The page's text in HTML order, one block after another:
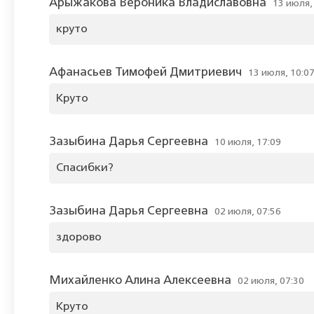
Арыжакова Вероника Владиславовна 13 июля,
круто
Афанасьев Тимофей Дмитриевич 13 июля, 10:07
Круто
Зазыбина Дарья Сергеевна 10 июля, 17:09
Спасибки?
Зазыбина Дарья Сергеевна 02 июля, 07:56
здорово
Михайленко Алина Алексеевна 02 июля, 07:30
Круто